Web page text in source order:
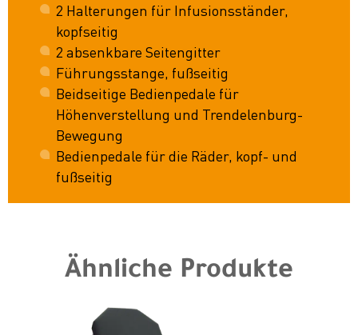
2 Halterungen für Infusionsständer,
kopfseitig
2 absenkbare Seitengitter
Führungsstange, fußseitig
Beidseitige Bedienpedale für
Höhenverstellung und Trendelenburg-
Bewegung
Bedienpedale für die Räder, kopf- und
fußseitig
Ähnliche Produkte